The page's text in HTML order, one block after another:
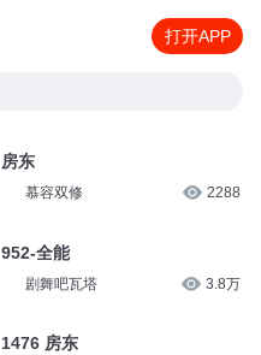
打开APP
房东
慕容双修 2288
952-全能
剧舞吧瓦塔 3.8万
1476 房东